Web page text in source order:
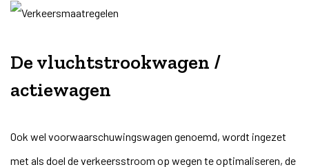
De vluchtstrookwagen /
actiewagen
Ook wel voorwaarschuwingswagen genoemd, wordt ingezet
met als doel de verkeersstroom op wegen te optimaliseren, de